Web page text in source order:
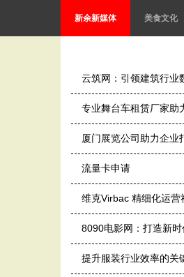
新余新媒体 美食文化
云筑网：引领建筑行业
专业舞台车租赁厂家助
厦门展览公司助力企业
流量卡申请
维克Virbac 精细化运营
8090电影网：打造新
提升服装行业效率的